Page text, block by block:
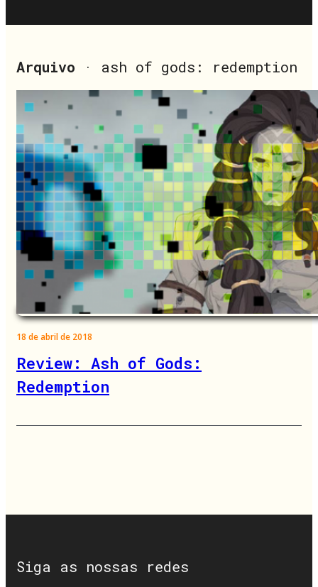
Arquivo · ash of gods: redemption
18 de abril de 2018
Review: Ash of Gods:
Redemption
Siga as nossas redes